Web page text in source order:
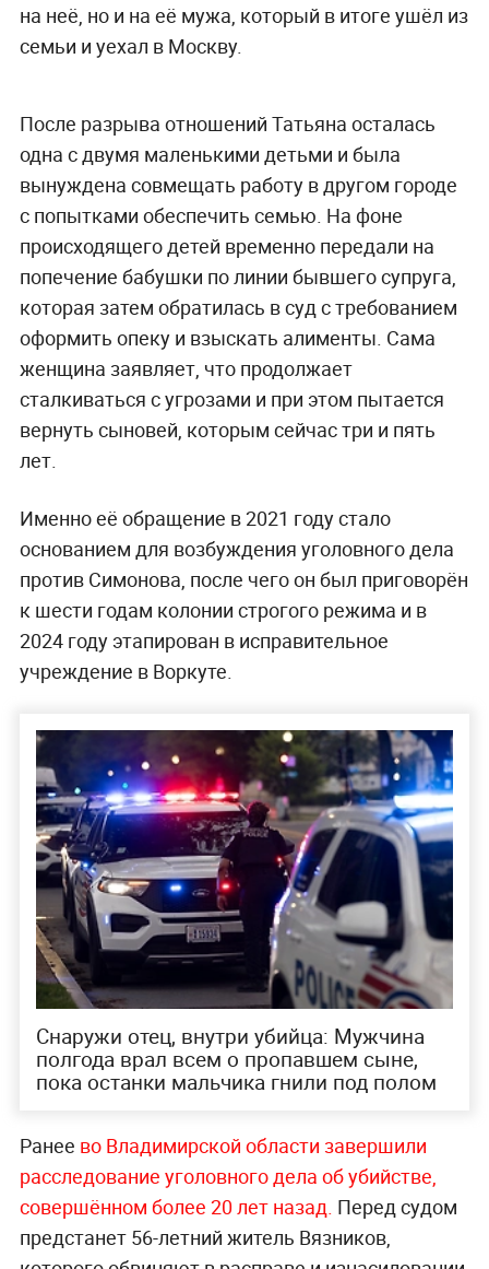
на неё, но и на её мужа, который в итоге ушёл из
семьи и уехал в Москву.
После разрыва отношений Татьяна осталась
одна с двумя маленькими детьми и была
вынуждена совмещать работу в другом городе
с попытками обеспечить семью. На фоне
происходящего детей временно передали на
попечение бабушки по линии бывшего супруга,
которая затем обратилась в суд с требованием
оформить опеку и взыскать алименты. Сама
женщина заявляет, что продолжает
сталкиваться с угрозами и при этом пытается
вернуть сыновей, которым сейчас три и пять
лет.
Именно её обращение в 2021 году стало
основанием для возбуждения уголовного дела
против Симонова, после чего он был приговорён
к шести годам колонии строгого режима и в
2024 году этапирован в исправительное
учреждение в Воркуте.
Снаружи отец, внутри убийца: Мужчина
полгода врал всем о пропавшем сыне,
пока останки мальчика гнили под полом
Ранее во Владимирской области завершили
расследование уголовного дела об убийстве,
совершённом более 20 лет назад. Перед судом
предстанет 56-летний житель Вязников,